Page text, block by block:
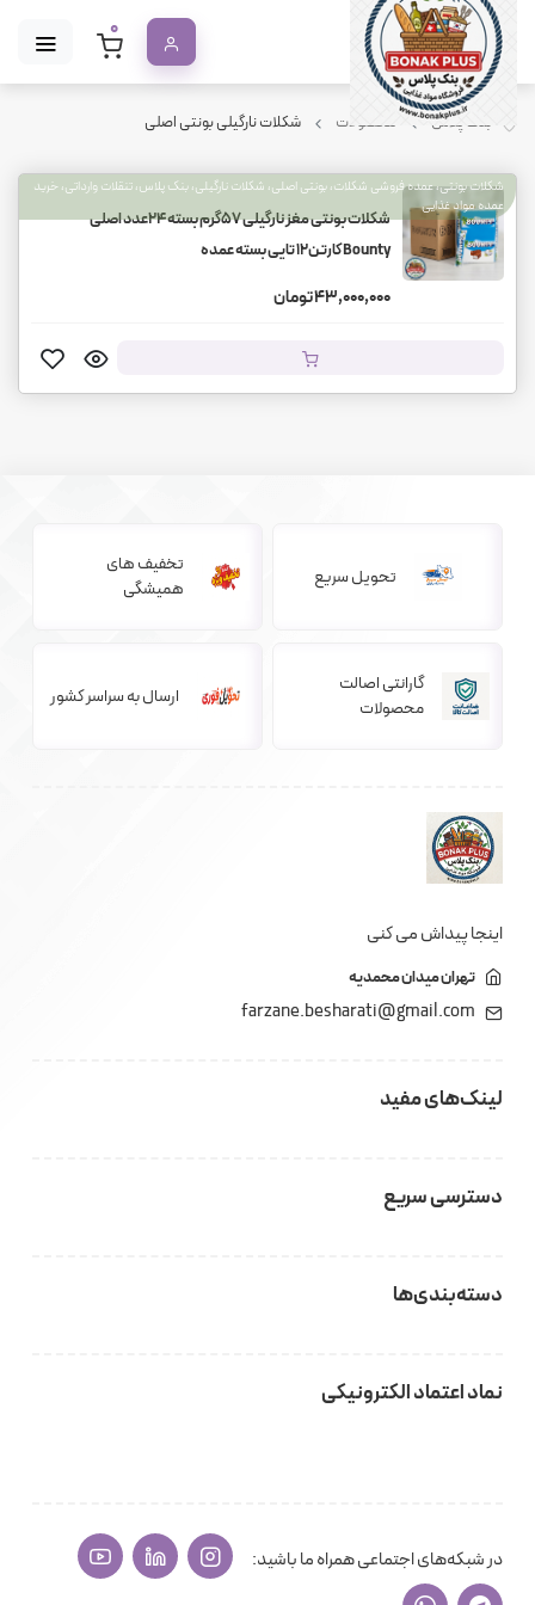
0
بنک پلاس محصولات شکلات نارگیلی بونتی اصلی
شکلات بونتی، عمده فروشی شکلات، بونتی اصلی، شکلات نارگیلی، بنک پلاس، تنقلات وارداتی، خرید
عمده مواد غذایی
شکلات بونتی مغز نارگیلی ۵۷گرم بسته ۲۴عدد اصلی
Bounty کارتن۱۲ تایی بسته عمده
43,000,000 تومان
تحویل سریع
تخفیف های
همیشگی
گارانتی اصالت
محصولات
ارسال به سراسر کشور
اینجا پیداش می کنی
تهران میدان محمدیه
farzane.besharati@gmail.com
لینک‌های مفید
دسترسی سریع
دسته‌بندی‌ها
نماد اعتماد الکترونیکی
در شبکه‌های اجتماعی همراه ما باشید: